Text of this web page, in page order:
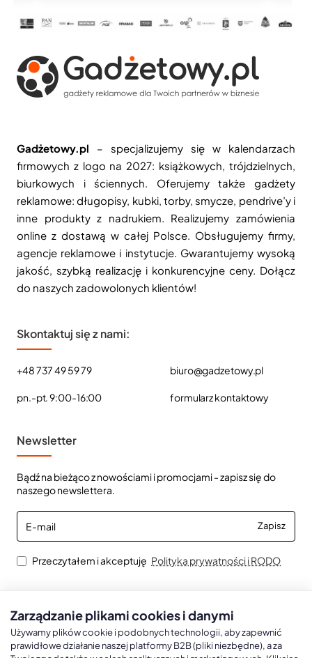
Gadżetowy.pl – specjalizujemy się w kalendarzach
firmowych z logo na 2027: książkowych, trójdzielnych,
biurkowych i ściennych. Oferujemy także gadżety
reklamowe: długopisy, kubki, torby, smycze, pendrive’y i
inne produkty z nadrukiem. Realizujemy zamówienia
online z dostawą w całej Polsce. Obsługujemy firmy,
agencje reklamowe i instytucje. Gwarantujemy wysoką
jakość, szybką realizację i konkurencyjne ceny. Dołącz
do naszych zadowolonych klientów!
Skontaktuj się z nami:
+48 737 49 59 79
pn.-pt. 9:00-16:00
biuro@gadzetowy.pl
formularz kontaktowy
Newsletter
Bądź na bieżąco z nowościami i promocjami - zapisz się do
naszego newslettera.
E-
mail
Zapisz
Przeczytałem i akceptuję Polityka prywatności i RODO
Kalendarze Ścienne
Zarządzanie plikami cookies i danymi
Używamy plików cookie i podobnych technologii, aby zapewnić
prawidłowe działanie naszej platformy B2B (pliki niezbędne), a za